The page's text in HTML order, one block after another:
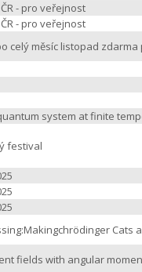
- pro veřejnost
- pro veřejnost
celý měsíc listopad
system at finite
festival
Cats
fields with angular